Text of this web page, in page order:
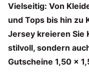
Vielseitig: Von
und Tops bis hin zu
Jersey kreieren Sie
stilvoll, sondern
Gutscheine 1,50 x